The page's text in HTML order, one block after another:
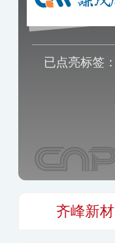
已点亮标签：
齐峰新材